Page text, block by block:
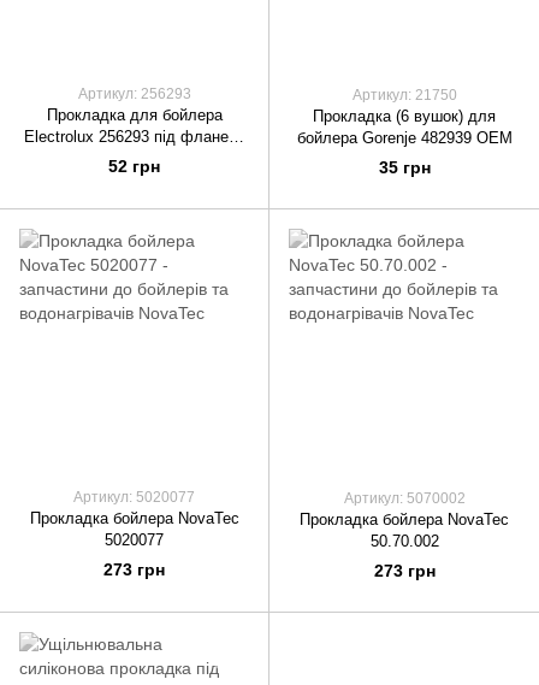
Артикул: 256293
Прокладка для бойлера
Electrolux 256293 під фланець
165 мм.
52 грн
Артикул: 21750
Прокладка (6 вушок) для
бойлера Gorenje 482939 OEM
35 грн
Артикул: 5020077
Прокладка бойлера NovaTec
5020077
273 грн
Артикул: 5070002
Прокладка бойлера NovaTec
50.70.002
273 грн